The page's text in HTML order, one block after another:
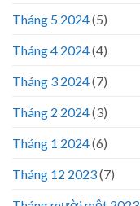
Tháng 5 2024(5)
Tháng 4 2024(4)
Tháng 3 2024(7)
Tháng 2 2024(3)
Tháng 1 2024(6)
Tháng 12 2023(7)